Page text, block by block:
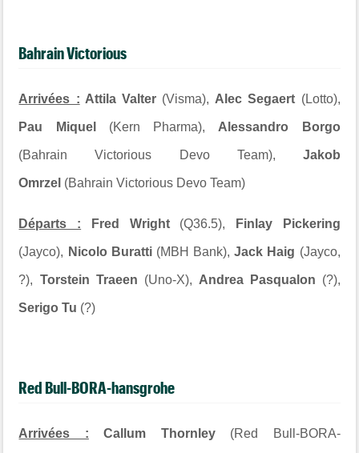
Bahrain Victorious
Arrivées : Attila Valter(Visma), Alec Segaert (Lotto),
Pau Miquel (Kern Pharma), Alessandro Borgo
(Bahrain Victorious Devo Team), Jakob
Omrzel (Bahrain Victorious Devo Team)
Départs : Fred Wright(Q36.5), Finlay Pickering
(Jayco), Nicolo Buratti (MBH Bank), Jack Haig (Jayco,
?), Torstein Traeen (Uno-X), Andrea Pasqualon (?),
Serigo Tu (?)
Red Bull-BORA-hansgrohe
Arrivées : Callum Thornley(Red Bull-BORA-